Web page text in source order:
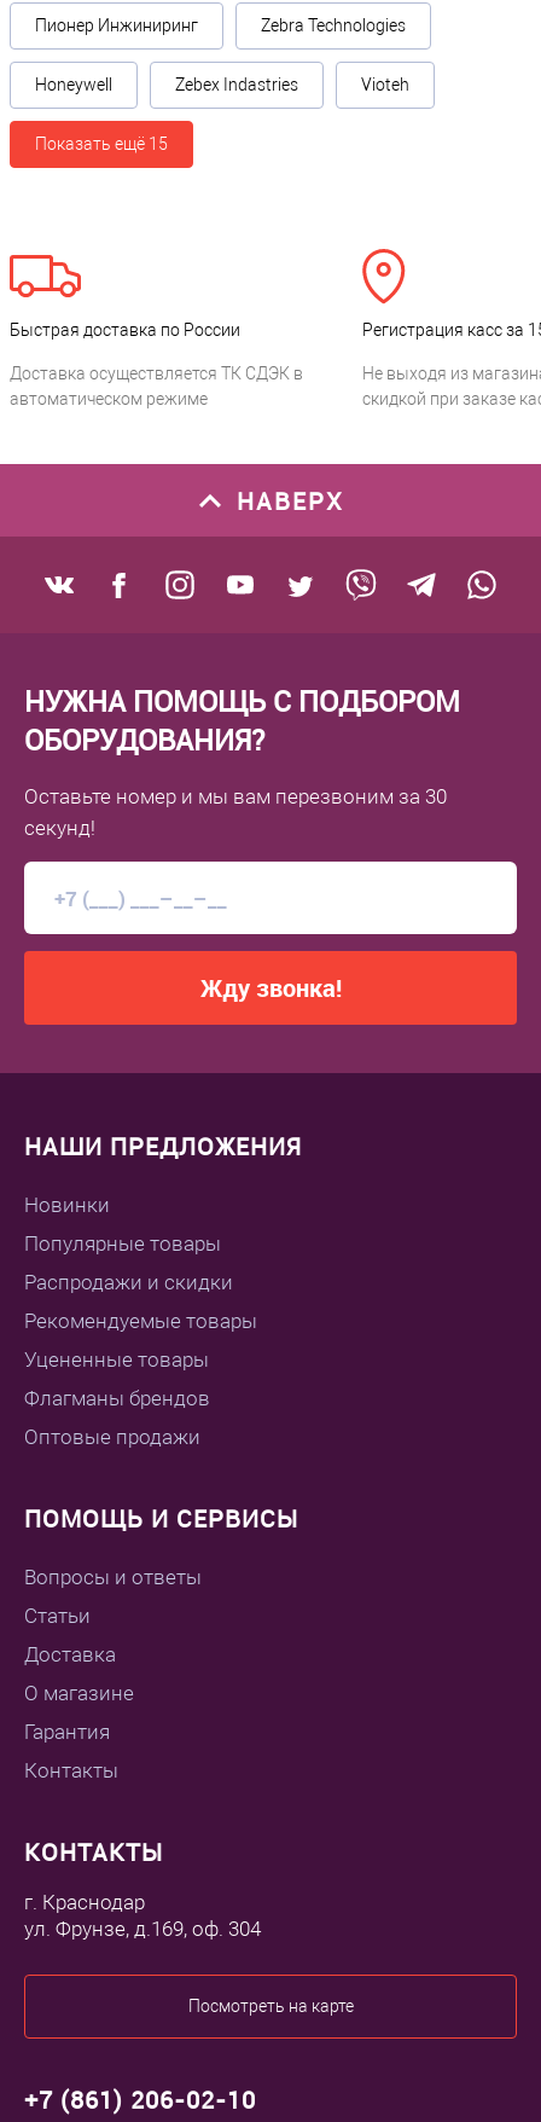
Пионер Инжиниринг Zebra Technologies
Honeywell Zebex Indastries Vioteh
Показать ещё 15
Быстрая доставка по России
Доставка осуществляется ТК СДЭК в
автоматическом режиме
Регистрация касс за
Не выходя из
скидкой при заказе
НАВЕРХ
НУЖНА ПОМОЩЬ С ПОДБОРОМ
ОБОРУДОВАНИЯ?
Оставьте номер и мы вам перезвоним за 30
секунд!
Жду звонка!
НАШИ ПРЕДЛОЖЕНИЯ
Новинки
Популярные товары
Распродажи и скидки
Рекомендуемые товары
Уцененные товары
Флагманы брендов
Оптовые продажи
ПОМОЩЬ И СЕРВИСЫ
Вопросы и ответы
Статьи
Доставка
О магазине
Гарантия
Контакты
КОНТАКТЫ
г. Краснодар
ул. Фрунзе, д.169, оф. 304
Посмотреть на карте
+7 (861) 206-02-10